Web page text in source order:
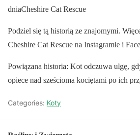
dniaCheshire Cat Rescue
Podziel się tą historią ze znajomymi.
Cheshire Cat Rescue na Instagramie i
Powiązana historia: Kot odczuwa ulgę,
opiece nad sześcioma kociętami po ich
Categories: Koty